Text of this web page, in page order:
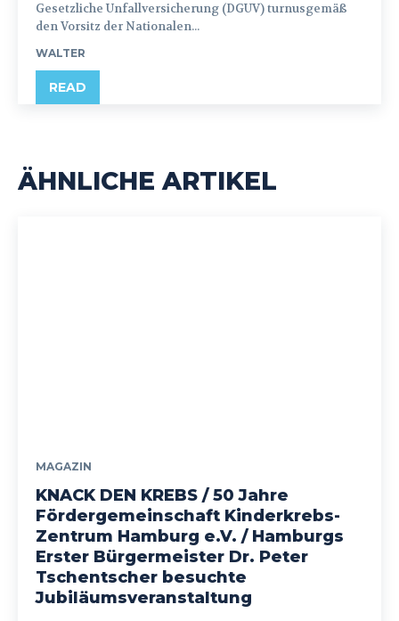
Gesetzliche Unfallversicherung (DGUV) turnusgemäß
den Vorsitz der Nationalen...
WALTER
READ
ÄHNLICHE ARTIKEL
MAGAZIN
KNACK DEN KREBS / 50 Jahre
Fördergemeinschaft Kinderkrebs-
Zentrum Hamburg e.V. / Hamburgs
Erster Bürgermeister Dr. Peter
Tschentscher besuchte
Jubiläumsveranstaltung